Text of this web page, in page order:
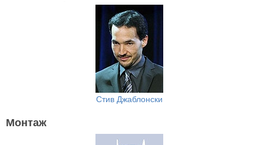
Стив Джаблонски
Монтаж